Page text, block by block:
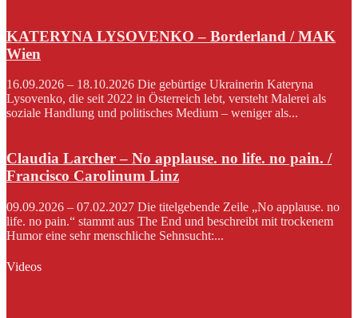
KATERYNA LYSOVENKO – Borderland / MAK
Wien
16.09.2026 – 18.10.2026 Die gebürtige Ukrainerin Kateryna
Lysovenko, die seit 2022 in Österreich lebt, versteht Malerei als
soziale Handlung und politisches Medium – weniger als...
Claudia Larcher – No applause. no life. no pain. /
Francisco Carolinum Linz
09.09.2026 – 07.02.2027 Die titelgebende Zeile „No applause. no
life. no pain.“ stammt aus The End und beschreibt mit trockenem
Humor eine sehr menschliche Sehnsucht:...
Videos